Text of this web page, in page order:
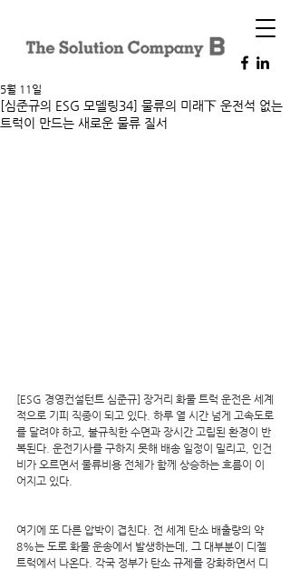
[심준규의 ESG 모델링34] 물류의 미래下 운전석 없는
트럭이 만드는 새로운 물류 질서
5월 11일
[ESG 경영컨설턴트 심준규] 장거리 화물 트럭 운전은 세계
적으로 기피 직종이 되고 있다. 하루 열 시간 넘게 고속도로
를 달려야 하고, 불규칙한 수면과 장시간 고립된 환경이 반
복된다. 운전기사를 구하지 못해 배송 일정이 밀리고, 인건
비가 오르면서 물류비용 전체가 함께 상승하는 흐름이 이
어지고 있다.
여기에 또 다른 압박이 겹친다. 전 세계 탄소 배출량의 약
8%는 도로 화물 운송에서 발생하는데, 그 대부분이 디젤
트럭에서 나온다. 각국 정부가 탄소 규제를 강화하면서 디